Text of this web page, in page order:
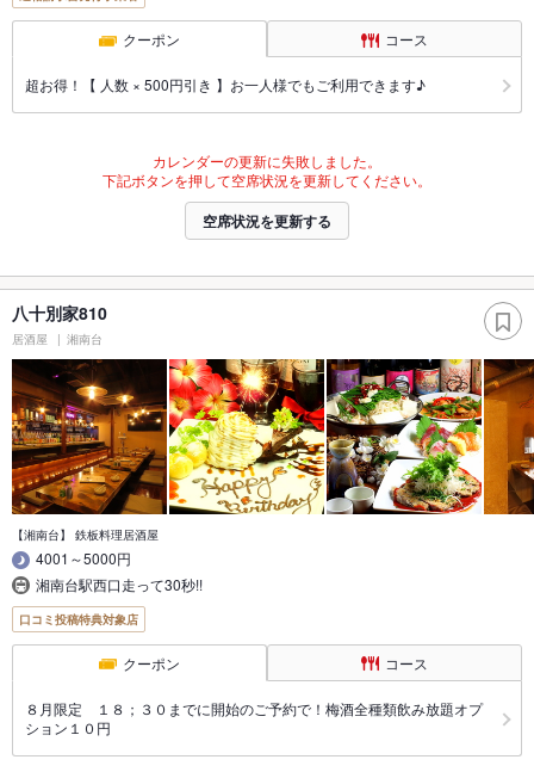
クーポン コース
超お得！【 人数 × 500円引き 】お一人様でもご利用できます♪
カレンダーの更新に失敗しました。
下記ボタンを押して空席状況を更新してください。
空席状況を更新する
八十別家810
居酒屋 湘南台
【湘南台】 鉄板料理居酒屋
4001～5000円
湘南台駅西口走って30秒!!
口コミ投稿特典対象店
クーポン コース
８月限定 １８；３０までに開始のご予約で！梅酒全種類飲み放題オプ
ション１０円